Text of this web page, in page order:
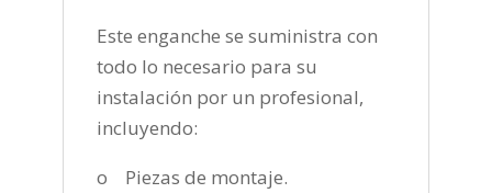
Este enganche se suministra con
todo lo necesario para su
instalación por un profesional,
incluyendo:
o Piezas de montaje.